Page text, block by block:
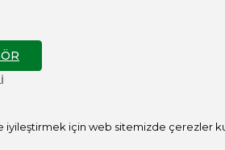
iyileştirmek için web sitemizde çerezler